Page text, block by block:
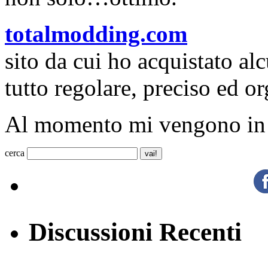
totalmodding.com
sito da cui ho acquistato
tutto regolare, preciso ed
Al momento mi vengono
cerca
Discussioni Recenti